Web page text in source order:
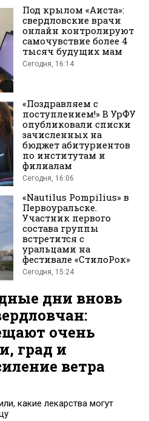
Под крылом «Аиста»:
свердловские врачи
онлайн контролируют
самочувствие более 4
тысяч будущих мам
Сегодня, 16:14
«Поздравляем с
поступлением!» В УрФУ
опубликовали списки
зачисленных на
бюджет абитуриентов
по институтам и
филиалам
Сегодня, 16:06
«Nautilus Pompilius» в
Первоуральске.
Участник первого
состава группы
встретится с
уральцами на
фестивале «СтилоРок»
Сегодня, 15:24
дни вновь
очень
град и
ветра
какие лекарства могут